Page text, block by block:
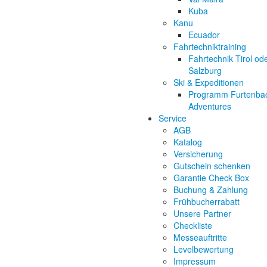
Kuba
Kanu
Ecuador
Fahrtechniktraining
Fahrtechnik Tirol
Salzburg
Ski & Expeditionen
Programm
Adventures
Service
AGB
Katalog
Versicherung
Gutschein schenken
Garantie Check Box
Buchung & Zahlung
Frühbucherrabatt
Unsere Partner
Checkliste
Messeauftritte
Levelbewertung
Impressum